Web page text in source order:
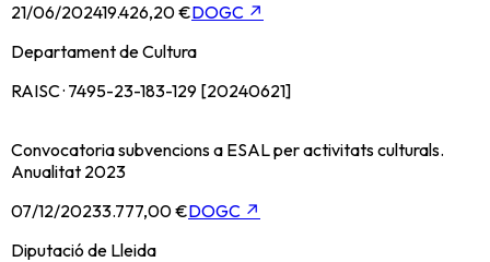
21/06/202419.426,20 €DOGC ↗
Departament de Cultura
RAISC · 7495-23-183-129 [20240621]
Convocatoria subvencions a ESAL per activitats culturals.
Anualitat 2023
07/12/20233.777,00 €DOGC ↗
Diputació de Lleida